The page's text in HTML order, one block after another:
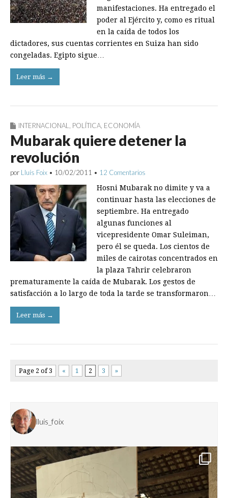
manifestaciones. Ha entregado el
poder al Ejército y, como es ritual
en la caída de todos los
dictadores, sus cuentas corrientes en Suiza han sido
congeladas. Egipto sigue…
Leer más →
INTERNACIONAL POLÍTICA ECONOMÍA
Mubarak quiere detener la
revolución
por Lluís Foix • 10/02/2011 • 12 Comentarios
Hosni Mubarak no dimite y va a
continuar hasta las elecciones de
septiembre. Ha entregado
algunas funciones al
vicepresidente Omar Suleiman,
pero él se queda. Los cientos de
miles de cairotas concentrados en
la plaza Tahrir celebraron
prematuramente la caída de Mubarak. Los gestos de
satisfacción a lo largo de toda la tarde se transformaron…
Leer más →
Page 2 of 3 « 1 2 3 »
lluis_foix